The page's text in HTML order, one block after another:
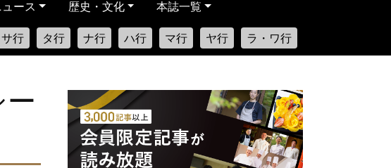
ュース 歴史・文化 本誌一覧
サ行 タ行 ナ行 ハ行 マ行 ヤ行 ラ・ワ行
ー